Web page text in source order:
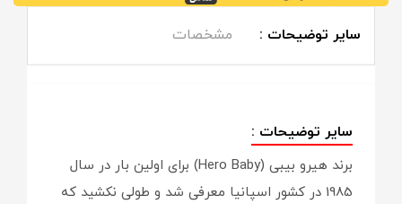
سایر توضیحات : مشخصات
سایر توضیحات :
برند هیرو بیبی (Hero Baby) برای اولین بار در سال
1985 در کشور اسپانیا معرفی شد و طولی نکشید که